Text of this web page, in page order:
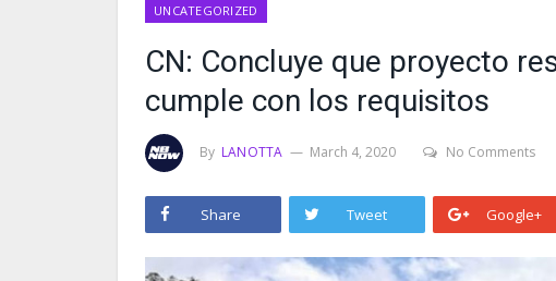
UNCATEGORIZED
CN: Concluye que proyecto
cumple con los requisitos
By LANOTTA March 4, 2020 No Comments
Share Tweet Google+